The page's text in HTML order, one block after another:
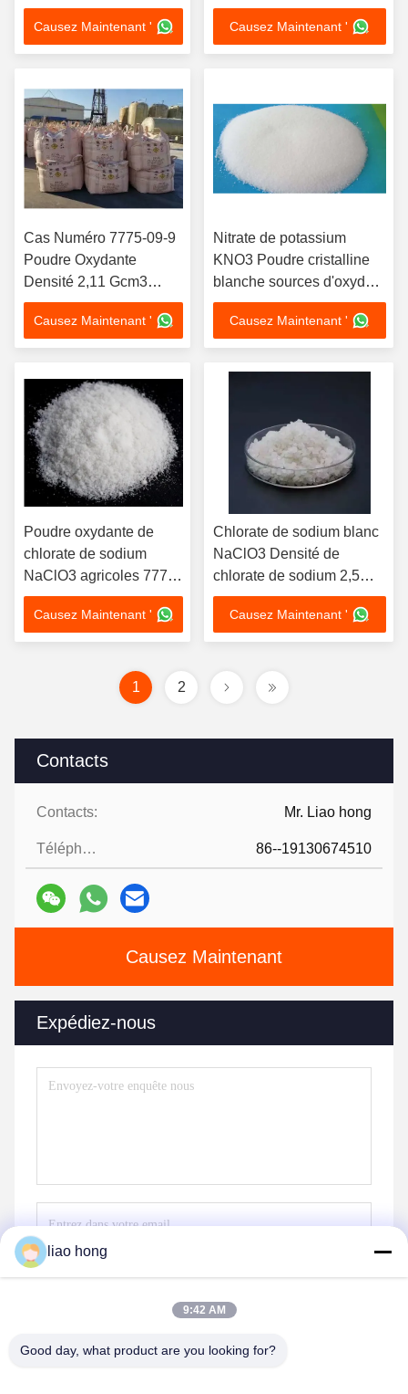
Contacts
Contacts: Mr. Liao hong
Téléphone: 86--19130674510
Causez Maintenant
Expédiez-nous
Envoyez
cristalline blanche
Densité 2,11 G par
centimètre cube Qualité
Causez Maintenant '
chimique Nitrate de
potassium KNO3 conçu
pour répondre aux
Causez Maintenant '
Cas Numéro 7775-09-9
Poudre Oxydante
Densité 2,11 Gcm3
Éviter le Contact
Matières Organiques
Agents Réducteurs
Industriel
Causez Maintenant '
Nitrate de potassium
KNO3 Poudre cristalline
blanche sources d'oxydant
utilisées dans l'industrie
chimique et les
applications de fabrication
Causez Maintenant '
Poudre oxydante de
chlorate de sodium
NaClO3 agricoles 7775
09 9 Chlorate de sodium
Causez Maintenant '
Chlorate de sodium blanc
NaClO3 Densité de
chlorate de sodium 2,5
CAS 7775-09-9
Causez Maintenant '
1 2
liao hong
9:42 AM
Good day, what product are you looking for?